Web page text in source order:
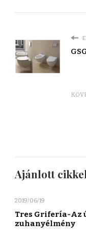
Ajánlott
2019/06/19
Tres Grifería-Az
zuhanyélmény